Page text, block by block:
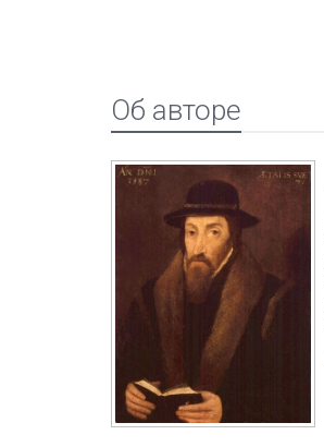
Об авторе